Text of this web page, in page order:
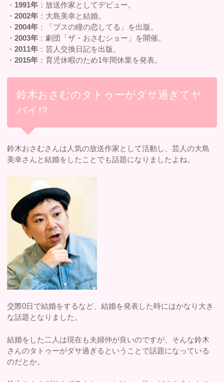
・ 1991年 ：放送作家としてデビュー。
・2002年 ：大島美幸と結婚。
・2004年 ：「ブスの瞳の恋してる」を出版。
・2003年 ：劇団「ザ・おさむショー」を開催。
・2011年 ：芸人交換日記を出版。
・2015年 ：育児休暇のため1年間休業を発表。
鈴木おさむのタトゥーがダサ過ぎてヤ
バイ!?
鈴木おさむさんは人気の放送作家として活動し、芸人の大島
美幸さんと結婚をしたことでも話題になりましたよね。
交際0日で結婚をするなど、結婚を発表した時にはかなり大き
な話題となりました。
結婚をした二人は現在も夫婦仲が良いのですが、そんな鈴木
さんのタトゥーがダサ過ぎるということで話題になっている
のだとか。